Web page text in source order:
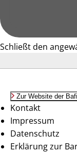
Schließt den
Zur Website der
Kontakt
Impressum
Datenschutz
Erklärung zur